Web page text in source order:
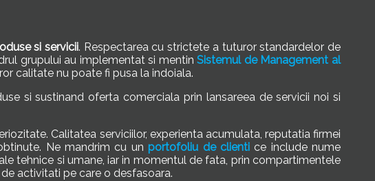
si servicii. Respectarea cu strictete a tuturor standardelor de
grupului au implementat si mentinSistemul de Management al
calitate nu poate fi pusa la indoiala.
si sustinand oferta comerciala prin lansareea de servicii noi si
Calitatea serviciilor, experienta acumulata, reputatia firmei
Ne mandrim cu unportofoliu de clientice include nume
tehnice si umane, iar in momentul de fata, prin compartimentele
activitati pe care o desfasoara.